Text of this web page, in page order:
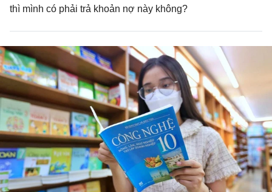
thì mình có phải trả khoản nợ này không?